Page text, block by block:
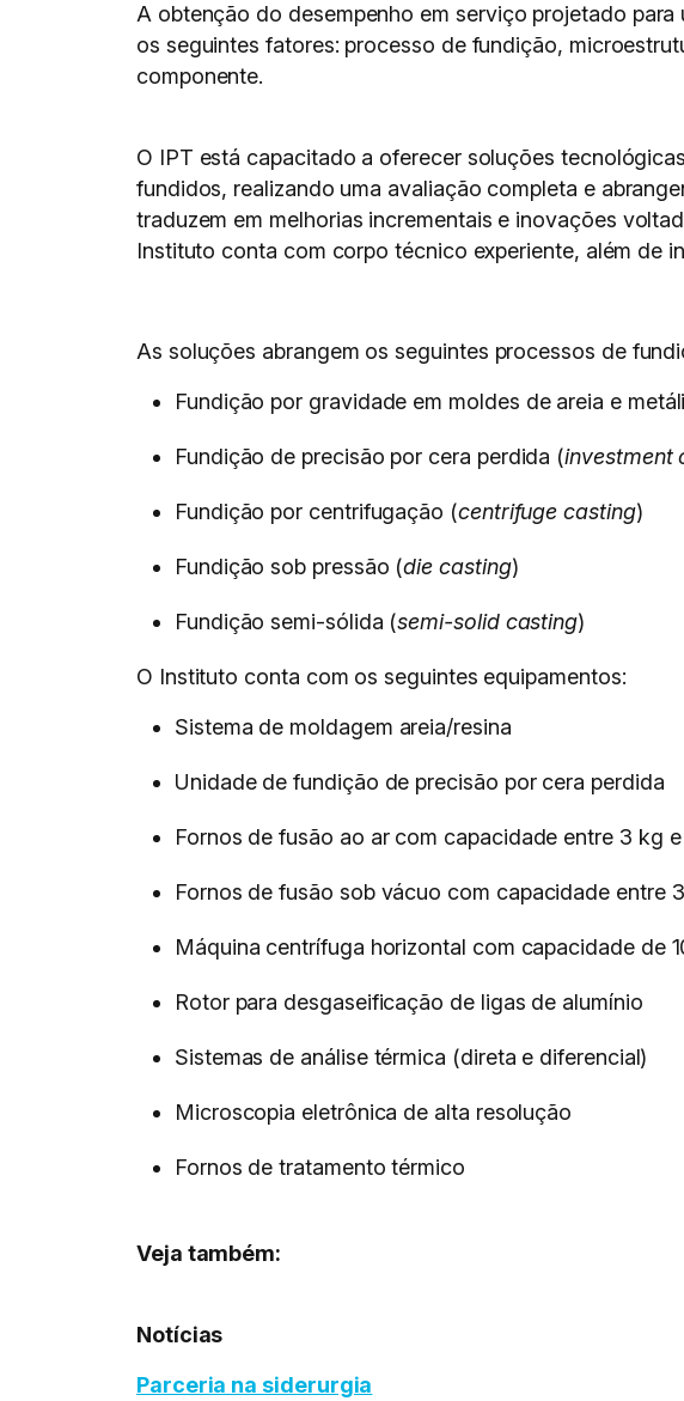
A obtenção do desempenho em serviço projetado
os seguintes fatores: processo de fundição,
componente.
O IPT está capacitado a oferecer soluções
fundidos, realizando uma avaliação completa e
traduzem em melhorias incrementais e inovações
Instituto conta com corpo técnico experiente, além de
As soluções abrangem os seguintes processos de
Fundição por gravidade em moldes de areia e
Fundição de precisão por cera perdida (investment
Fundição por centrifugação (centrifuge casting)
Fundição sob pressão (die casting)
Fundição semi-sólida (semi-solid casting)
O Instituto conta com os seguintes equipamentos:
Sistema de moldagem areia/resina
Unidade de fundição de precisão por cera perdida
Fornos de fusão ao ar com capacidade entre 3 kg
Fornos de fusão sob vácuo com capacidade entre
Máquina centrífuga horizontal com capacidade de
Rotor para desgaseificação de ligas de alumínio
Sistemas de análise térmica (direta e diferencial)
Microscopia eletrônica de alta resolução
Fornos de tratamento térmico
Veja também:
Notícias
Parceria na siderurgia